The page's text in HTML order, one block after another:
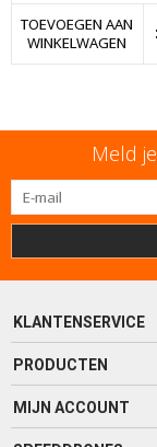
TOEVOEGEN AAN
WINKELWAGEN
Meld
KLANTENSERVICE
PRODUCTEN
MIJN ACCOUNT